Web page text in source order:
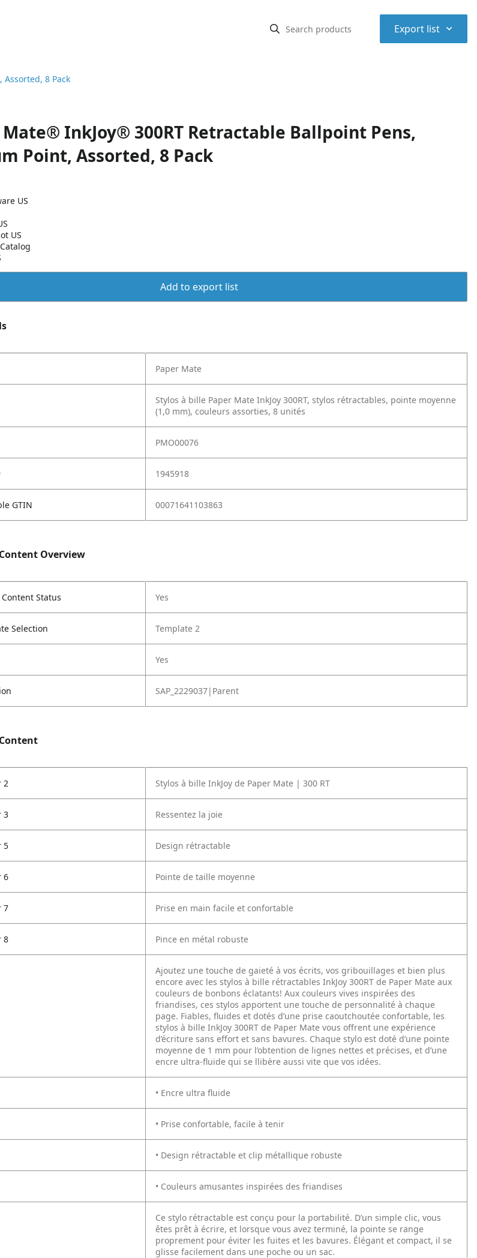
Export list ⌃
8 Pack
InkJoy® 300RT Retractable Ballpoint Pens,
Point, Assorted, 8 Pack
US
US
Add to export list
Paper Mate
Stylos à bille Paper Mate InkJoy 300RT, stylos rétractables, pointe moyenne
(1,0 mm), couleurs assorties, 8 unités
PMO00076
1945918
GTIN 00071641103863
Overview
Status Yes
Selection Template 2
Yes
SAP_2229037|Parent
2 Stylos à bille InkJoy de Paper Mate | 300 RT
3 Ressentez la joie
5 Design rétractable
6 Pointe de taille moyenne
7 Prise en main facile et confortable
8 Pince en métal robuste
Ajoutez une touche de gaieté à vos écrits, vos gribouillages et bien plus
encore avec les stylos à bille rétractables InkJoy 300RT de Paper Mate aux
couleurs de bonbons éclatants! Aux couleurs vives inspirées des
friandises, ces stylos apportent une touche de personnalité à chaque
page. Fiables, fluides et dotés d’une prise caoutchoutée confortable, les
stylos à bille InkJoy 300RT de Paper Mate vous offrent une expérience
d’écriture sans effort et sans bavures. Chaque stylo est doté d’une pointe
moyenne de 1 mm pour l’obtention de lignes nettes et précises, et d’une
encre ultra-fluide qui se llibère aussi vite que vos idées.
• Encre ultra fluide
• Prise confortable, facile à tenir
• Design rétractable et clip métallique robuste
• Couleurs amusantes inspirées des friandises
Ce stylo rétractable est conçu pour la portabilité. D’un simple clic, vous
êtes prêt à écrire, et lorsque vous avez terminé, la pointe se range
proprement pour éviter les fuites et les bavures. Élégant et compact, il se
glisse facilement dans une poche ou un sac.